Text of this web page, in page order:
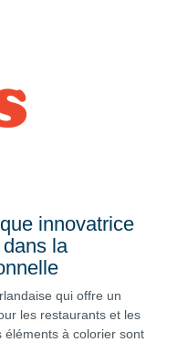
innovatrice
la
qui offre un
les restaurants et les
éléments à colorier sont